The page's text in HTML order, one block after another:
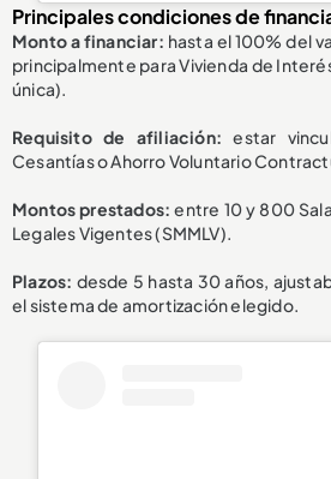
Principales condiciones de
Monto a financiar: hasta el 100% del
principalmente para Vivienda de
única).
Requisito de afiliación:estar
Cesantías o Ahorro Voluntario
Montos prestados:entre 10 y 800
Legales Vigentes (SMMLV).
Plazos: desde 5 hasta 30 años,
el sistema de amortización elegido.